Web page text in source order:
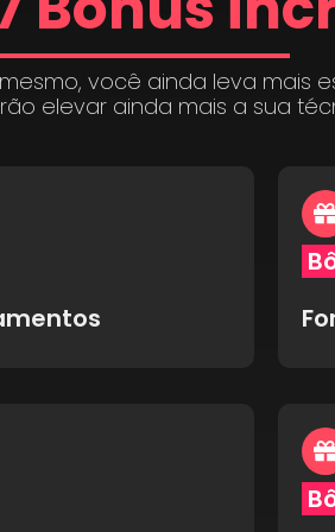
você ainda leva mais
elevar ainda mais a sua